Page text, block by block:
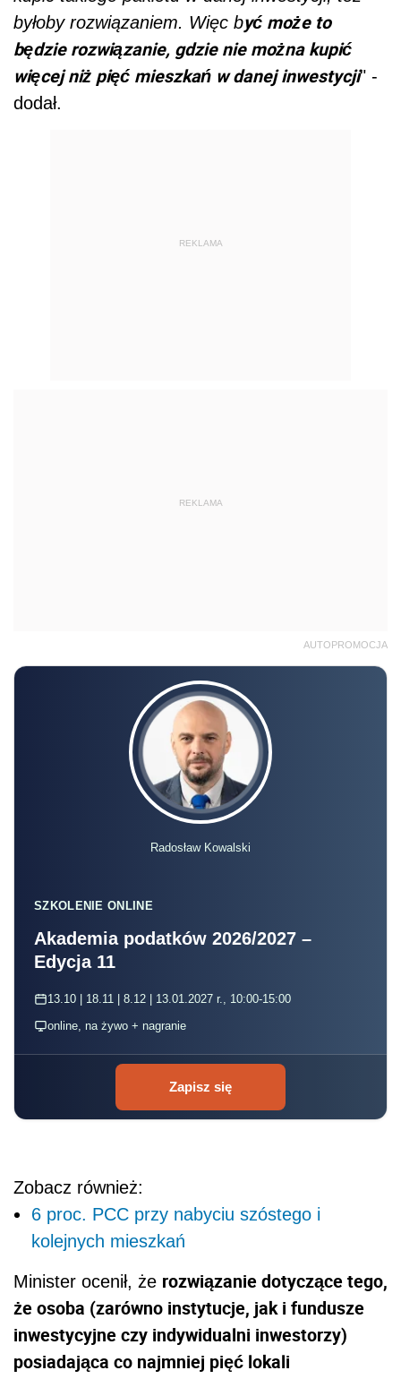
byłoby rozwiązaniem. Więc być może to
będzie rozwiązanie, gdzie nie można kupić
więcej niż pięć mieszkań w danej inwestycji" -
dodał.
REKLAMA
REKLAMA
AUTOPROMOCJA
Radosław Kowalski
SZKOLENIE ONLINE
Akademia podatków 2026/2027 –
Edycja 11
13.10 | 18.11 | 8.12 | 13.01.2027 r., 10:00-15:00
online, na żywo + nagranie
Zapisz się
Zobacz również:
6 proc. PCC przy nabyciu szóstego i
kolejnych mieszkań
Minister ocenił, że rozwiązanie dotyczące tego,
że osoba (zarówno instytucje, jak i fundusze
inwestycyjne czy indywidualni inwestorzy)
posiadająca co najmniej pięć lokali